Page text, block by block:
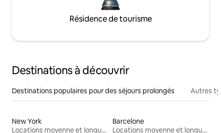
Résidence de tourisme
Destinations à découvrir
Destinations populaires pour des séjours prolongés Autres
New York
Locations moyenne et longue durée
Barcelone
Locations moyenne et longue durée